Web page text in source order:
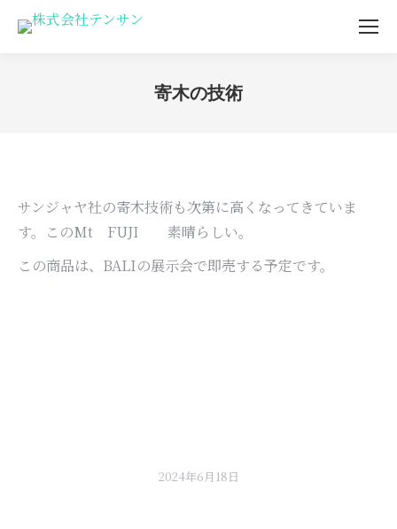
寄木の技術
サンジャヤ社の寄木技術も次第に高くなってきていま
す。このMt FUJI 素晴らしい。
この商品は、BALIの展示会で即売する予定です。
2024年6月18日